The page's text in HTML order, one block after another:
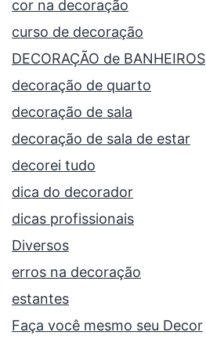
cor na decoração
curso de decoração
DECORAÇÃO de BANHEIROS
decoração de quarto
decoração de sala
decoração de sala de estar
decorei tudo
dica do decorador
dicas profissionais
Diversos
erros na decoração
estantes
Faça você mesmo seu Decor